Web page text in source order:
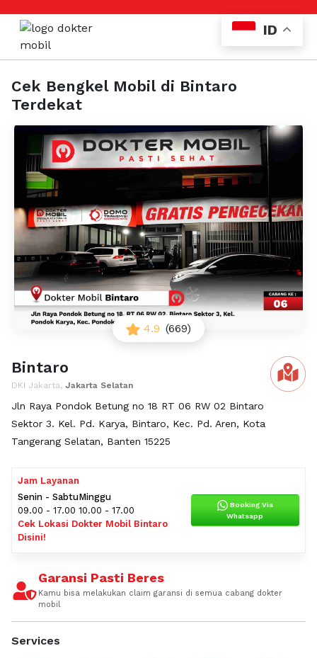
Cek Bengkel Mobil di Bintaro
Terdekat
4.9 (669)
Bintaro
DKI Jakarta, Jakarta Selatan
Jln Raya Pondok Betung no 18 RT 06 RW 02 Bintaro
Sektor 3. Kel. Pd. Karya, Bintaro, Kec. Pd. Aren, Kota
Tangerang Selatan, Banten 15225
Jam Layanan
Senin - Sabtu
09.00 - 17.00
Minggu
10.00 - 17.00
Cek Lokasi Dokter Mobil Bintaro
Disini!
Booking Via
Whatsapp
Garansi Pasti Beres
Kamu bisa melakukan claim garansi di semua cabang dokter
mobil
Services
ID